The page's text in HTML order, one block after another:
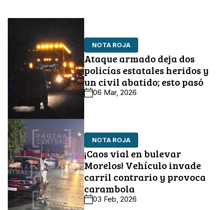
NOTA ROJA
Ataque armado deja dos
policías estatales heridos y
un civil abatido; esto pasó
06 Mar, 2026
NOTA ROJA
¡Caos vial en bulevar
Morelos! Vehículo invade
carril contrario y provoca
carambola
03 Feb, 2026